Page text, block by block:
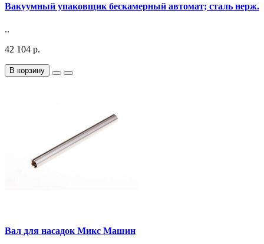
Вакуумный упаковщик бескамерный автомат; сталь нерж.
..
42 104 р.
В корзину
Вал для насадок Микс Машин